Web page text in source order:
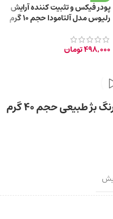
پودر فیکس و تثبیت کننده آرایش
رلیوس مدل آلتامودا حجم 10 گرم
498,000تومان
طبیعی حجم 40 گرم